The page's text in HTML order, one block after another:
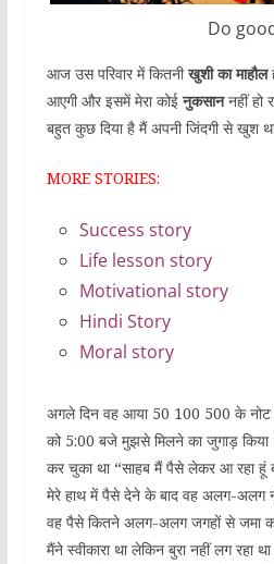
Do
आज उस परिवार में कितनीखुशी का माहौल
आएगी और इसमें मेरा कोईनुकसाननहीं हो
बहुत कुछ दिया है मैं अपनी जिंदगी से खुश
MORE STORIES:
Success story
Life lesson story
Motivational story
Hindi Story
Moral story
अगले दिन वह आया 50 100 500 के नोट
को 5:00 बजे मुझसे मिलने का जुगाड़
कर चुका था “साहब मैं पैसे लेकर आ रहा
मेरे हाथ में पैसे देने के बाद वह अलग-अलग
वह पैसे कितने अलग-अलग जगहों से जमा
मैंने स्वीकारा था लेकिन बुरा नहीं लग रहा